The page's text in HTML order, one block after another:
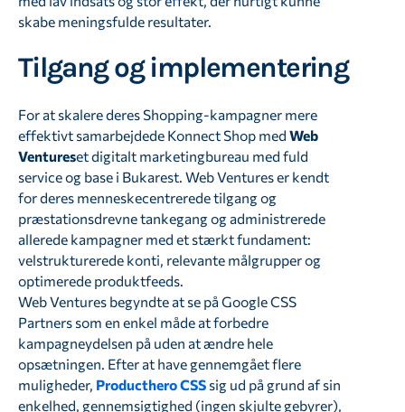
skabe meningsfulde resultater.
Tilgang og implementering
For at skalere deres Shopping-kampagner mere
effektivt samarbejdede Konnect Shop med Web
Ventureset digitalt marketingbureau med fuld
service og base i Bukarest. Web Ventures er kendt
for deres menneskecentrerede tilgang og
præstationsdrevne tankegang og administrerede
allerede kampagner med et stærkt fundament:
velstrukturerede konti, relevante målgrupper og
optimerede produktfeeds.
Web Ventures begyndte at se på Google CSS
Partners som en enkel måde at forbedre
kampagneydelsen på uden at ændre hele
opsætningen. Efter at have gennemgået flere
muligheder, Producthero CSSsig ud på grund af sin
enkelhed, gennemsigtighed (ingen skjulte gebyrer),